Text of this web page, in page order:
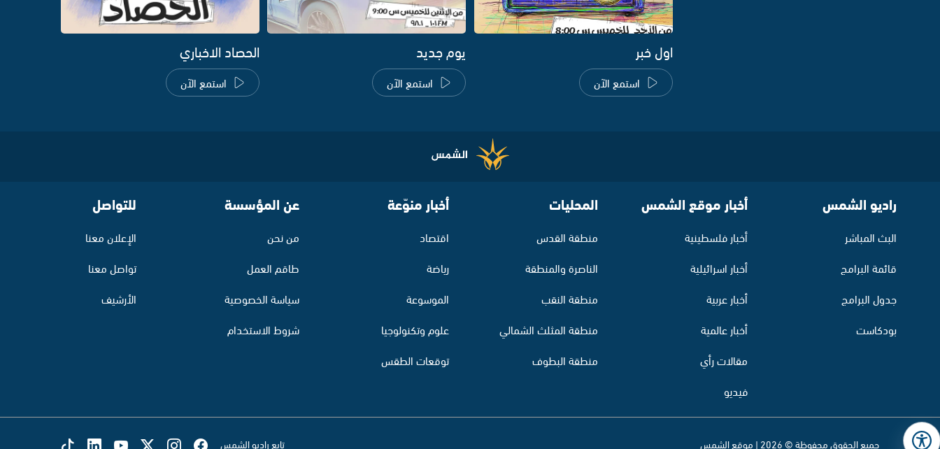
اول خبر
استمع الآن
يوم جديد
استمع الآن
الحصاد الاخباري
استمع الآن
راديو الشمس
البث المباشر
قائمة البرامج
جدول البرامج
بودكاست
أخبار موقع الشمس
أخبار فلسطينية
أخبار اسرائيلية
أخبار عربية
أخبار عالمية
مقالات رأي
فيديو
المحليات
منطقة القدس
الناصرة والمنطقة
منطقة النقب
منطقة المثلث الشمالي
منطقة البطوف
أخبار منوّعة
اقتصاد
رياضة
الموسوعة
علوم وتكنولوجيا
توقعات الطقس
عن المؤسسة
من نحن
طاقم العمل
سياسة الخصوصية
شروط الاستخدام
للتواصل
الإعلان معنا
تواصل معنا
الأرشيف
جميع الحقوق محفوظة © 2026 | موقع الشمس تابع راديو الشمس